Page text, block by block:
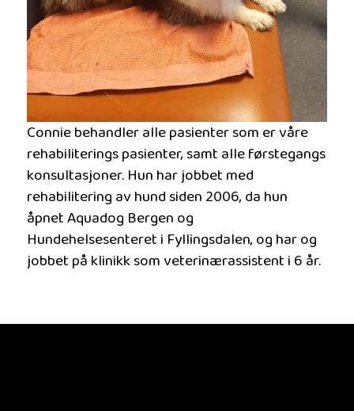
Connie behandler alle pasienter som er våre
rehabiliterings pasienter, samt alle førstegangs
konsultasjoner. Hun har jobbet med
rehabilitering av hund siden 2006, da hun
åpnet Aquadog Bergen og
Hundehelsesenteret i Fyllingsdalen, og har og
jobbet på klinikk som veterinærassistent i 6 år.